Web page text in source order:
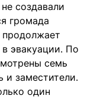
создавали
громада
продолжает
эвакуации. По
семь
и заместители.
один